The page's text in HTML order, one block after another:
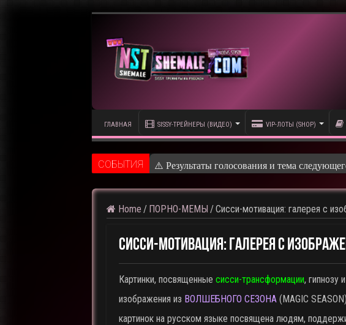
ГЛАВНАЯ SISSY-ТРЕЙНЕРЫ (ВИДЕО) VIP-ЛОТЫ (SHOP)
CОБЫТИЯ ⚠️ Результаты голосования и тема
Home / ПОРНО-МЕМЫ /Cисси-мотивация: галерея с
Cисси-мотивация: галерея с
Картинки, посвященные сисси-трансформации, гипнозу
изображения из ВОЛШЕБНОГО СЕЗОНА (MAGIC
картинок на русском языке посвящена людям,